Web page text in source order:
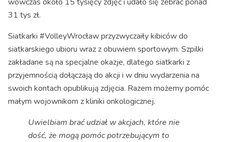
31 tys zł.
Siatkarki #VolleyWrocław przyzwyczaiły kibiców do
siatkarskiego ubioru wraz z obuwiem sportowym. Szpilki
zakładane są na specjalne okazje, dlatego siatkarki z
przyjemnością dołączają do akcji i w dniu wydarzenia na
swoich kontach opublikują zdjęcia. Razem możemy pomóc
małym wojownikom z kliniki onkologicznej.
Uwielbiam brać udział w akcjach, które nie
dość, że mogą pomóc potrzebującym to